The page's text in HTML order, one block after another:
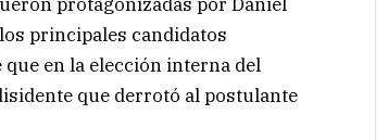
principales candidatos
que en la elección interna del
que derrotó al postulante